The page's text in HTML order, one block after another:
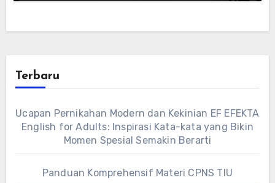
Terbaru
Ucapan Pernikahan Modern dan Kekinian EF EFEKTA
English for Adults: Inspirasi Kata-kata yang Bikin
Momen Spesial Semakin Berarti
Panduan Komprehensif Materi CPNS TIU